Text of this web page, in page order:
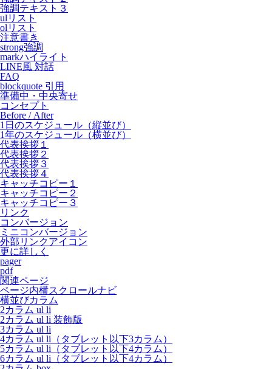
強調テキスト３
ulリスト
olリスト
注意書き
strong強調
markハイライト
LINE風 対話
FAQ
blockquote 引用
準備中・中央寄せ
コンセプト
Before / After
1日のスケジュール（縦並び）
1年のスケジュール（横並び）
代表挨拶１
代表挨拶２
代表挨拶３
代表挨拶４
キャッチコピー１
キャッチコピー２
キャッチコピー３
リンク
コンバージョン
ミニコンバージョン
外部リンクアイコン
更に詳しく
pager
pdf
関連ページ
ページ内横スクロールナビ
横並びカラム
2カラム ul li
2カラム ul li 装飾版
3カラム ul li
4カラム ul li（タブレット以下3カラム）
5カラム ul li（タブレット以下4カラム）
6カラム ul li（タブレット以下4カラム）